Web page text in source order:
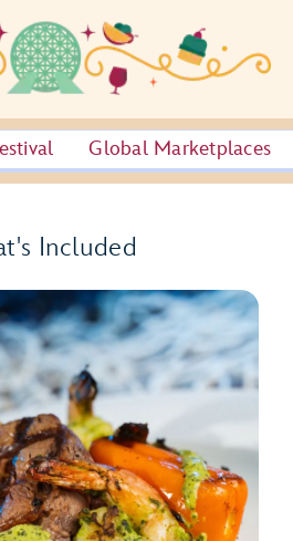
Global Marketplaces
Included